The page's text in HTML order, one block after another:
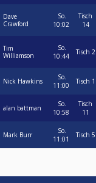
Dave
Crawford
So.
10:02
Tisch
14
Tim
Williamson
So.
10:44
Tisch 2
Nick Hawkins
So.
11:00
Tisch 1
alan battman
So.
10:58
Tisch
11
Mark Burr
So.
11:01
Tisch 5